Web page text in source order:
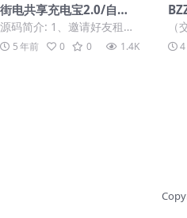
街电共享充电宝2.0/自动
挂机赚钱源码/仿云海广告
云点
源码简介: 1、邀请好友租赁
设备，可获得2元/台提成，
可获得下三级购买设备提成
5 年前 0 0 1.4K
码
术
源